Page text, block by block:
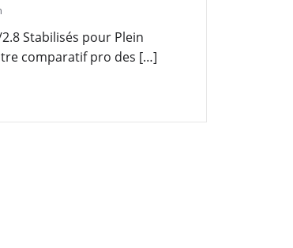
Stabilisés pour Plein
comparatif pro des […]